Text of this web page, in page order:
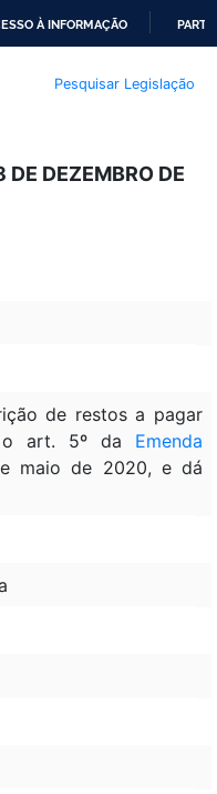
À INFORMAÇÃO
Pesquisar Legislação
DE DEZEMBRO DE
de restos a pagar
o art. 5º da Emenda
maio de 2020, e dá